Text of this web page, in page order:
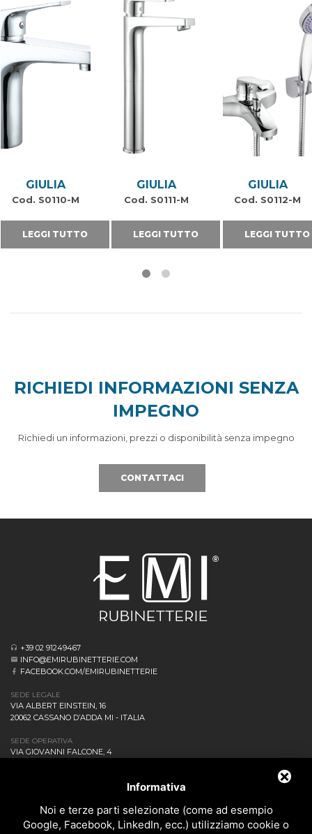
GIULIA
Cod. S0110-M
LEGGI TUTTO
GIULIA
Cod. S0111-M
LEGGI TUTTO
GIULIA
Cod. S0112-M
LEGGI TUTTO
RICHIEDI INFORMAZIONI SENZA
IMPEGNO
Richiedi un informazioni, prezzi o disponibilità senza impegno
CONTATTACI
+39 02 91249467
INFO@EMIRUBINETTERIE.COM
FACEBOOK.COM/EMIRUBINETTERIE
SEDE LEGALE
VIA ALBERT EINSTEIN, 16
20062 CASSANO D’ADDA MI - ITALIA
SEDE OPERATIVA
VIA GIOVANNI FALCONE, 4
DOWNLOAD
CONTATTACI!
Informativa
Noi e terze parti selezionate (come ad esempio
Google, Facebook, LinkedIn, ecc.) utilizziamo cookie o